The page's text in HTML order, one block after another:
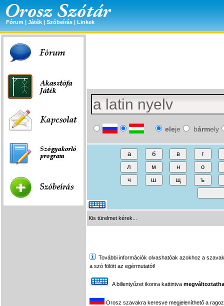
Fórum | Játék | Szóbeírás | Linkek
eleje bármely
Kis türelmet kérek...
További információk olvashatóak azokhoz a
a szó fölött az egérmutatót!
A billentyűzet ikonra kattintva
Orosz szavakra keresve megjeleníthető a